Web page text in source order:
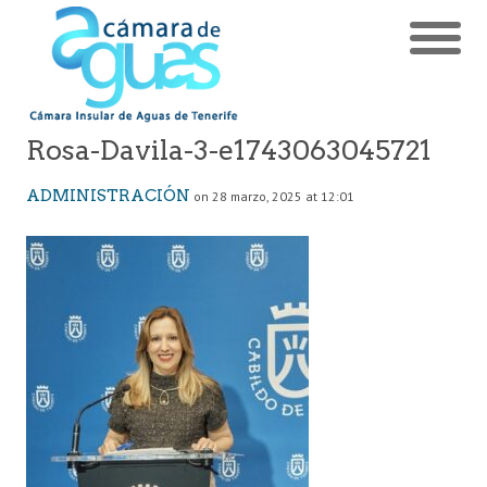
Rosa-Davila-3-e1743063045721
ADMINISTRACIÓN on 28 marzo, 2025 at 12:01